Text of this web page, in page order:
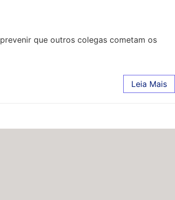
que outros colegas cometam os
Leia Mais